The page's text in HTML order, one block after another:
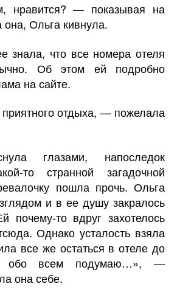
нравится? — показывая на
Ольга кивнула.
знала, что все номера отеля
Об этом ей подробно
на сайте.
отдыха, — пожелала
глазами, напоследок
то странной загадочной
пошла прочь. Ольга
и в ее душу закралось
почему-то вдруг захотелось
Однако усталость взяла
все же остаться в отеле до
обо всем подумаю…», —
она себе.